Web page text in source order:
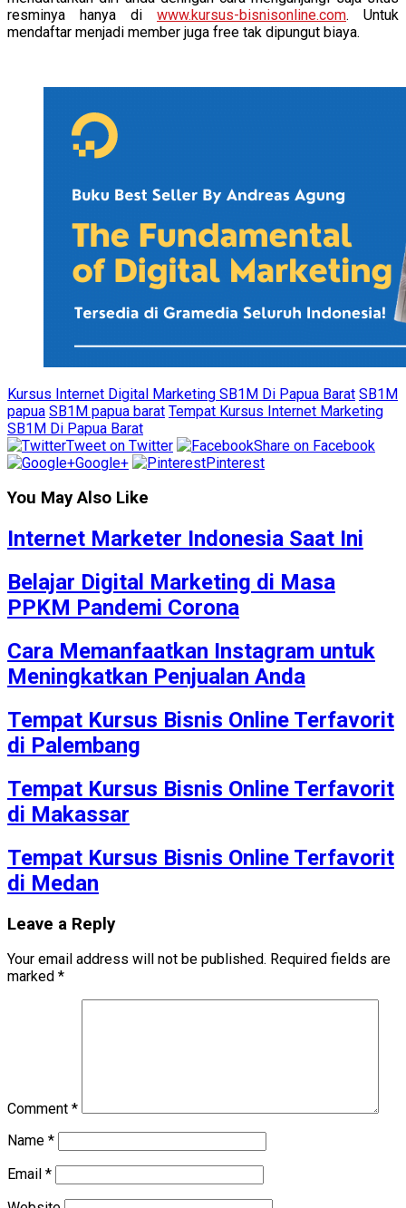
resminya hanya di www.kursus-bisnisonline.com. Untuk
mendaftar menjadi member juga free tak dipungut biaya.
Kursus Internet Digital Marketing SB1M Di Papua Barat SB1M
papua SB1M papua barat Tempat Kursus Internet Marketing
SB1M Di Papua Barat
Tweet on Twitter
Share on Facebook
Google+
Pinterest
You May Also Like
Internet Marketer Indonesia Saat Ini
Belajar Digital Marketing di Masa
PPKM Pandemi Corona
Cara Memanfaatkan Instagram untuk
Meningkatkan Penjualan Anda
Tempat Kursus Bisnis Online Terfavorit
di Palembang
Tempat Kursus Bisnis Online Terfavorit
di Makassar
Tempat Kursus Bisnis Online Terfavorit
di Medan
Leave a Reply
Your email address will not be published. Required fields are
marked *
Comment *
Name *
Email *